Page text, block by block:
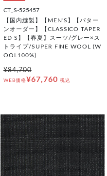
CT_S-525457
【国内縫製】【MEN'S】【パター
ンオーダー】【CLASSICO TAPER
ED S】【春夏】スーツ/グレー×ス
トライプ/SUPER FINE WOOL (W
OOL100%)
¥84,700
WEB価格¥67,760 税込